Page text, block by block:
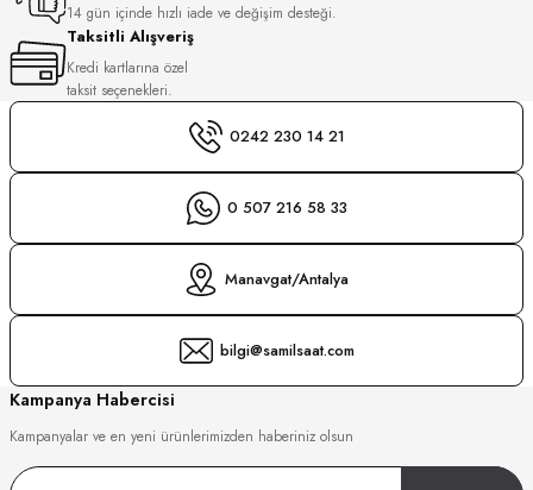
14 gün içinde hızlı iade ve değişim desteği.
Taksitli Alışveriş
Kredi kartlarına özel
taksit seçenekleri.
0242 230 14 21
0 507 216 58 33
Manavgat/Antalya
bilgi@samilsaat.com
Kampanya Habercisi
Kampanyalar ve en yeni ürünlerimizden haberiniz olsun